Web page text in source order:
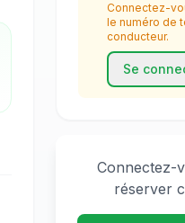
Connectez-
le numéro de
conducteur.
Se
Connectez-
réserver